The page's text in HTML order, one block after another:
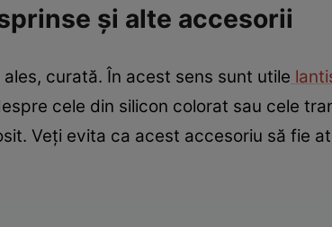
și alte accesorii
curată. În acest sens sunt utile
cele din silicon colorat sau cele
Veți evita ca acest accesoriu să fie